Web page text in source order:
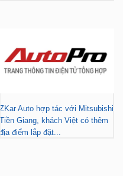
ZKar Auto hợp tác với Mitsubishi
Tiền Giang, khách Việt có thêm
địa điểm lắp đặt...